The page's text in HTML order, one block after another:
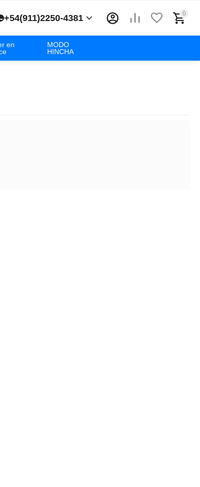
+54(911)2250-4381 0
en
MODO
HINCHA